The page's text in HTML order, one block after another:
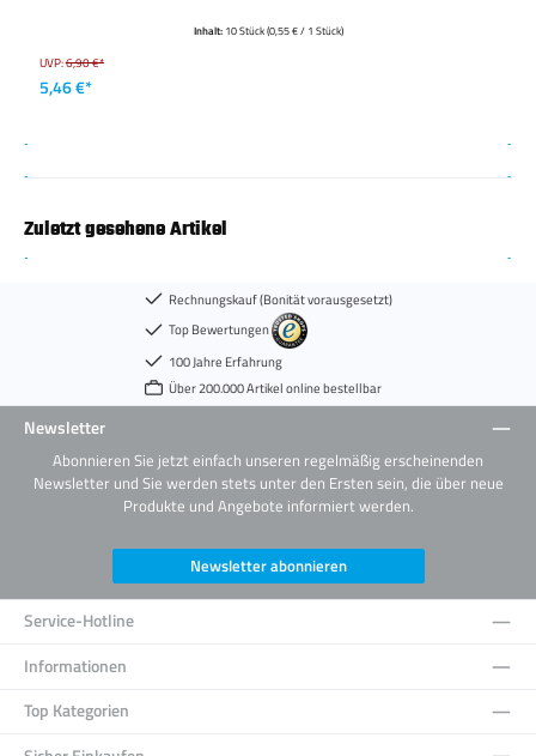
Inhalt: 10 Stück(0,55 € / 1 Stück)
UVP:6,90 €*
5,46 €*
Zuletzt gesehene Artikel
Rechnungskauf (Bonität vorausgesetzt)
Top Bewertungen
100 Jahre Erfahrung
Über 200.000 Artikel online bestellbar
Newsletter
Abonnieren Sie jetzt einfach unseren regelmäßig erscheinenden
Newsletter und Sie werden stets unter den Ersten sein, die über neue
Produkte und Angebote informiert werden.
Newsletter abonnieren
Service-Hotline
Informationen
Top Kategorien